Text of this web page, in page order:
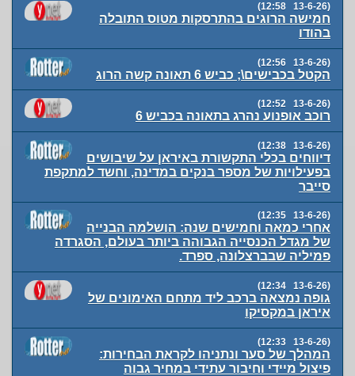
(13-6-26 12:58)
חמישה הרוגים בהתרסקות מטוס התובלה
בהודו
(13-6-26 12:56)
הקטל בכבישים\; כביש 6 תאונה קשה הרוג
(13-6-26 12:52)
רוכב אופנוע נהרג בתאונה בכביש 6
(13-6-26 12:38)
דיווחים בכלי התקשורת באיראן על שיבושים
בפעילויות של מספר בנקים במדינה, וחשד למתקפת
סייבר
(13-6-26 12:35)
אחרי כמאה וחמישים שנה: הושלמה הבנייה
של מגדל הכנסייה הגבוהה ביותר בעולם, הסגרדה
פמיליה שבברצלונה, ספרד.
(13-6-26 12:34)
גופה נמצאה ברכב ליד מתחם האימונים של
איראן במקסיקו
(13-6-26 12:33)
המהלך של סער ונתניהו לקראת הבחירות:
פיצול מיידי וחיבור עתידי במחיר גבוה